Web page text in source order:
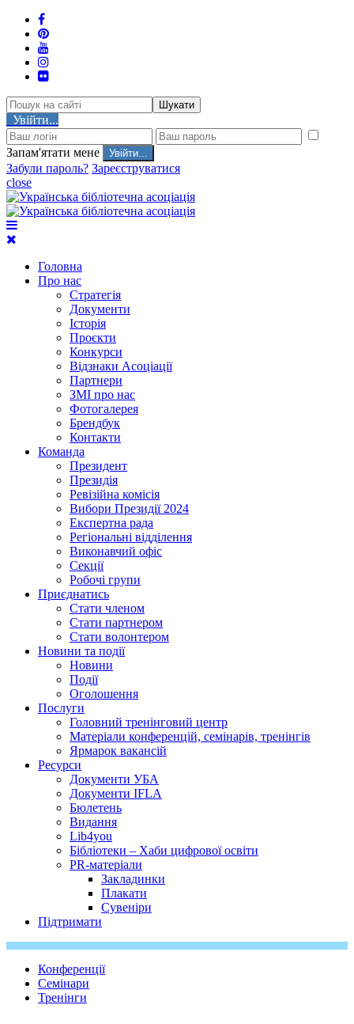
Шукати
Увійти...
Запам'ятати мене
Забули пароль? Зареєструватися
close
Головна
Про нас
Стратегія
Документи
Історія
Проєкти
Конкурси
Відзнаки Асоціації
Партнери
ЗМІ про нас
Фотогалерея
Брендбук
Контакти
Команда
Президент
Президія
Ревізійна комісія
Вибори Президії 2024
Експертна рада
Регіональні відділення
Виконавчий офіс
Секції
Робочі групи
Приєднатись
Стати членом
Стати партнером
Стати волонтером
Новини та події
Новини
Події
Оголошення
Послуги
Головний тренінговий центр
Матеріали конференцій, семінарів, тренінгів
Ярмарок вакансій
Ресурси
Документи УБА
Документи IFLA
Бюлетень
Видання
Lib4you
Бібліотеки – Хаби цифрової освіти
PR-матеріали
Закладинки
Плакати
Сувеніри
Підтримати
Конференції
Семінари
Тренінги